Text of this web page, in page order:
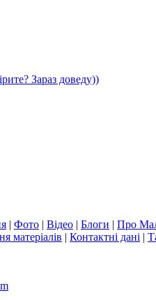
Зараз доведу))
| Фото | Відео | Блоги | Про
матеріалів | Контактні дані |